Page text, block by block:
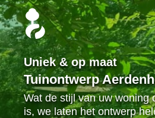
Uniek & op maat
Tuinontwerp
Wat de stijl van uw woning
is, we laten het ontwerp